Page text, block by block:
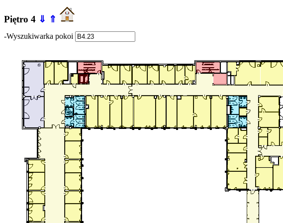
Piętro 4 ⇓ ⇑
-Wyszukiwarka pokoi